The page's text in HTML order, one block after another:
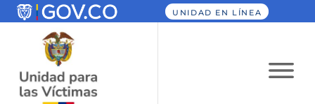
UNIDAD EN LÍNEA